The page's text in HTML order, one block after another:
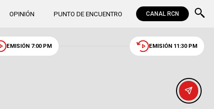
OPINIÓN PUNTO DE ENCUENTRO CANAL RCN
EMISIÓN 7:00 PM EMISIÓN 11:30 PM